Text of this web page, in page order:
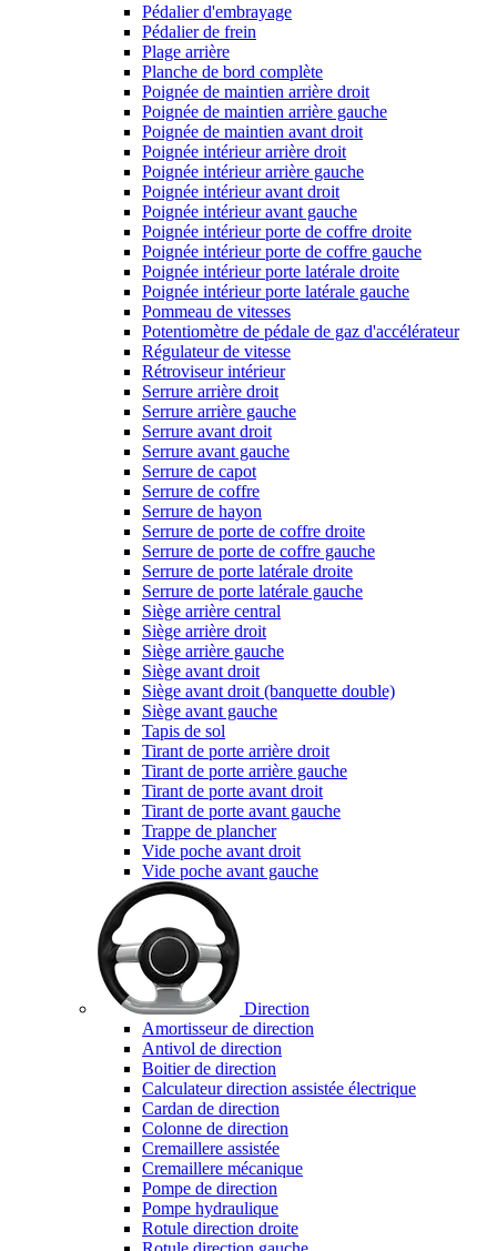
Pédalier d'embrayage
Pédalier de frein
Plage arrière
Planche de bord complète
Poignée de maintien arrière droit
Poignée de maintien arrière gauche
Poignée de maintien avant droit
Poignée intérieur arrière droit
Poignée intérieur arrière gauche
Poignée intérieur avant droit
Poignée intérieur avant gauche
Poignée intérieur porte de coffre droite
Poignée intérieur porte de coffre gauche
Poignée intérieur porte latérale droite
Poignée intérieur porte latérale gauche
Pommeau de vitesses
Potentiomètre de pédale de gaz d'accélérateur
Régulateur de vitesse
Rétroviseur intérieur
Serrure arrière droit
Serrure arrière gauche
Serrure avant droit
Serrure avant gauche
Serrure de capot
Serrure de coffre
Serrure de hayon
Serrure de porte de coffre droite
Serrure de porte de coffre gauche
Serrure de porte latérale droite
Serrure de porte latérale gauche
Siège arrière central
Siège arrière droit
Siège arrière gauche
Siège avant droit
Siège avant droit (banquette double)
Siège avant gauche
Tapis de sol
Tirant de porte arrière droit
Tirant de porte arrière gauche
Tirant de porte avant droit
Tirant de porte avant gauche
Trappe de plancher
Vide poche avant droit
Vide poche avant gauche
Direction
Amortisseur de direction
Antivol de direction
Boitier de direction
Calculateur direction assistée électrique
Cardan de direction
Colonne de direction
Cremaillere assistée
Cremaillere mécanique
Pompe de direction
Pompe hydraulique
Rotule direction droite